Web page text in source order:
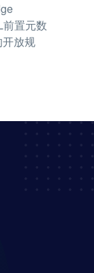
置元数
放规